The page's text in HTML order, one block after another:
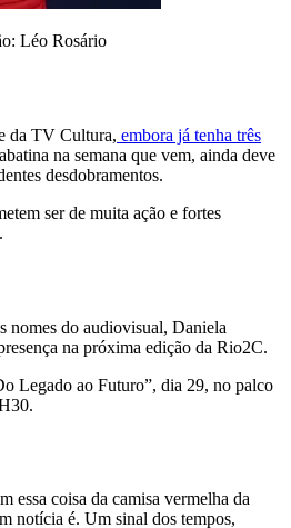
Léo Rosário
da TV Cultura, embora já tenha três
na semana que vem, ainda deve
desdobramentos.
ser de muita ação e fortes
nomes do audiovisual, Daniela
na próxima edição da Rio2C.
Legado ao Futuro”, dia 29, no palco
essa coisa da camisa vermelha da
notícia é. Um sinal dos tempos,